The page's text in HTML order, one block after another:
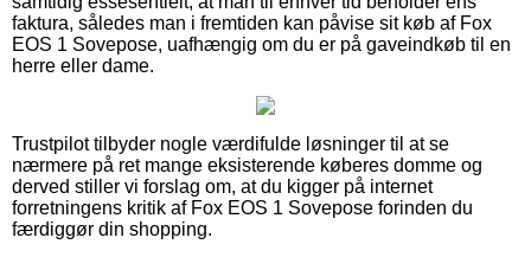
faktura, således man i fremtiden kan påvise sit køb af Fox
EOS 1 Sovepose, uafhængig om du er på gaveindkøb til en
herre eller dame.
Trustpilot tilbyder nogle værdifulde løsninger til at se
nærmere på ret mange eksisterende køberes domme og
derved stiller vi forslag om, at du kigger på internet
forretningens kritik af Fox EOS 1 Sovepose forinden du
færdiggør din shopping.